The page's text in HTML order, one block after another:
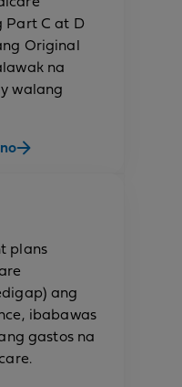
Part C at D
Original
na
walang
plans
ang
ibabawas
gastos na